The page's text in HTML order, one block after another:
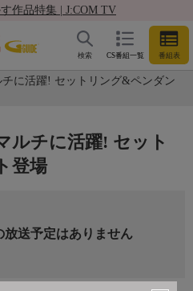
作品特集 | J:COM TV
CS番組一覧 番組表
検索
に活躍! セットリング&ペンダン
ルチに活躍! セット
登場
放送予定はありません